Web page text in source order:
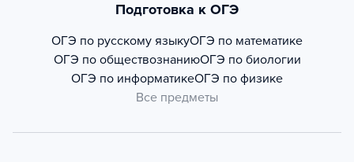
Подготовка к ОГЭ
ОГЭ по русскому языкуОГЭ по математике
ОГЭ по обществознаниюОГЭ по биологии
ОГЭ по информатикеОГЭ по физике
Все предметы